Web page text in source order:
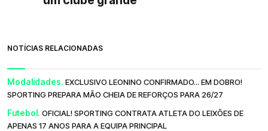
NOTÍCIAS RELACIONADAS
Modalidades. EXCLUSIVO LEONINO CONFIRMADO... EM DOBRO!
SPORTING PREPARA MÃO CHEIA DE REFORÇOS PARA 26/27
Futebol. OFICIAL! SPORTING CONTRATA ATLETA DO LEIXÕES DE
APENAS 17 ANOS PARA A EQUIPA PRINCIPAL